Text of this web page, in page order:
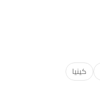
كينيا